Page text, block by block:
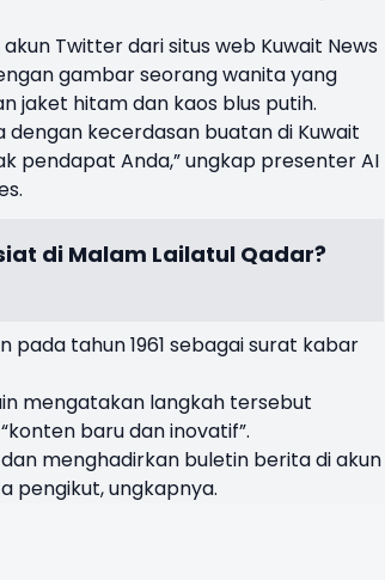
akun Twitter dari situs web Kuwait News
gambar seorang wanita yang
jaket hitam dan kaos blus putih.
dengan kecerdasan buatan di Kuwait
pendapat Anda,” ungkap presenter AI
di Malam Lailatul Qadar?
pada tahun 1961 sebagai surat kabar
mengatakan langkah tersebut
baru dan inovatif”.
menghadirkan buletin berita di akun
pengikut, ungkapnya.